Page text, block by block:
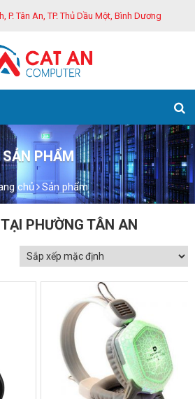
P. Tân An, TP. Thủ Dầu Một, Bình Dương
SẢN PHẨM
chủ Sản phẩm
PHƯỜNG TÂN AN